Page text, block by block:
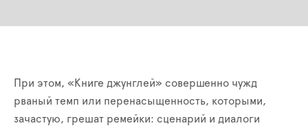
При этом, «Книге джунглей» совершенно чужд
рваный темп или перенасыщенность, которыми,
зачастую, грешат ремейки: сценарий и диалоги